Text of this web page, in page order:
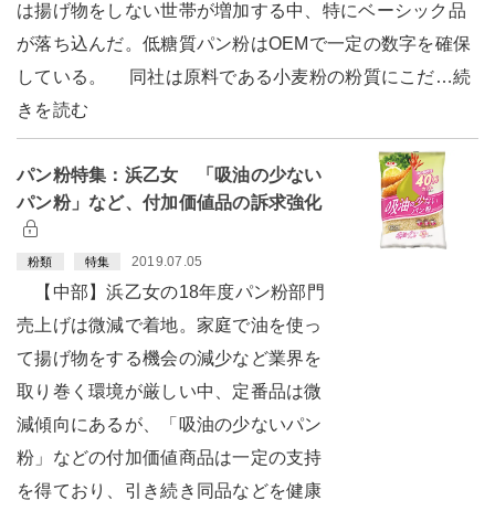
は揚げ物をしない世帯が増加する中、特にベーシック品
が落ち込んだ。低糖質パン粉はOEMで一定の数字を確保
している。 同社は原料である小麦粉の粉質にこだ…続
きを読む
パン粉特集：浜乙女 「吸油の少ない
パン粉」など、付加価値品の訴求強化
粉類 特集 2019.07.05
【中部】浜乙女の18年度パン粉部門
売上げは微減で着地。家庭で油を使っ
て揚げ物をする機会の減少など業界を
取り巻く環境が厳しい中、定番品は微
減傾向にあるが、「吸油の少ないパン
粉」などの付加価値商品は一定の支持
を得ており、引き続き同品などを健康